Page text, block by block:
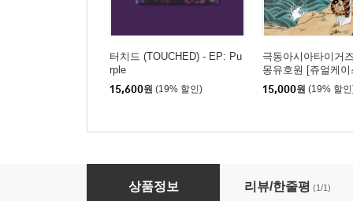
터치드 (TOUCHED) - EP: Pu
rple
15,600원 (19% 할인)
극동아시아타이거
몽유호원 [쥬얼케
15,000원 (19% 할
이승윤 - 정규 4집 : 0집 [달 ver.]
상품정보 리뷰/한줄평 (1/1)